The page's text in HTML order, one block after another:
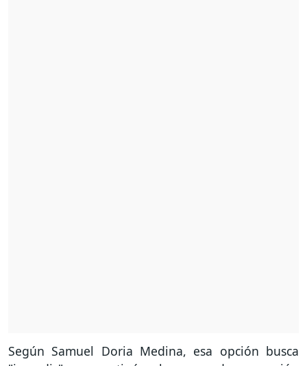
Según Samuel Doria Medina, esa opción busca